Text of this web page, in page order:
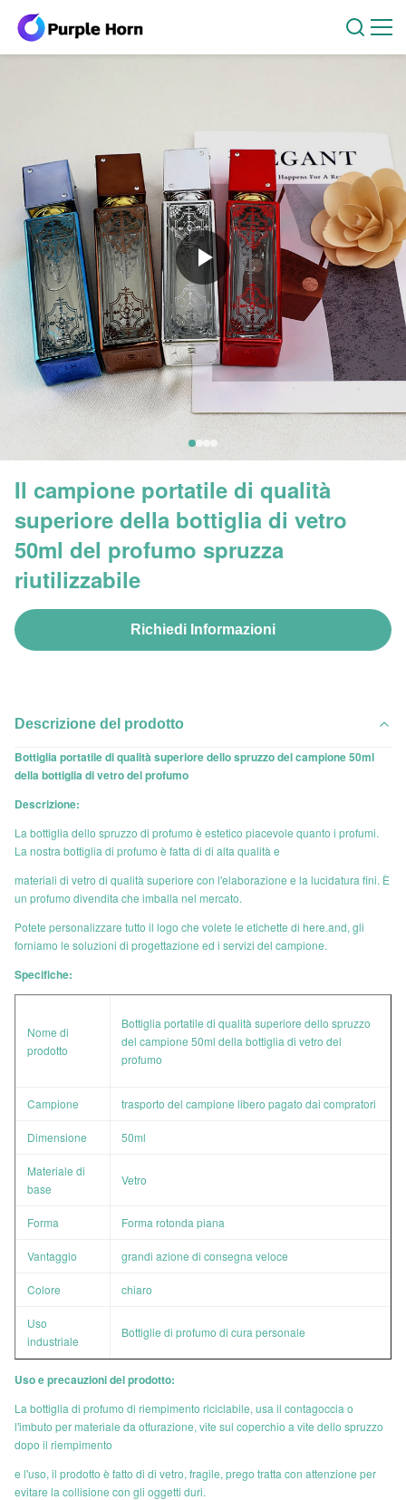
Il campione portatile di qualità
superiore della bottiglia di vetro
50ml del profumo spruzza
riutilizzabile
Richiedi Informazioni
Descrizione del prodotto
Bottiglia portatile di qualità superiore dello spruzzo del campione 50ml
della bottiglia di vetro del profumo
Descrizione:
La bottiglia dello spruzzo di profumo è estetico piacevole quanto i profumi.
La nostra bottiglia di profumo è fatta di di alta qualità e
materiali di vetro di qualità superiore con l'elaborazione e la lucidatura fini. È
un profumo divendita che imballa nel mercato.
Potete personalizzare tutto il logo che volete le etichette di here.and, gli
forniamo le soluzioni di progettazione ed i servizi del campione.
Specifiche:
Nome di
prodotto
Bottiglia portatile di qualità superiore dello spruzzo
del campione 50ml della bottiglia di vetro del
profumo
Campione trasporto del campione libero pagato dai compratori
Dimensione 50ml
Materiale di
base
Vetro
Forma Forma rotonda piana
Vantaggio grandi azione di consegna veloce
Colore chiaro
Uso
industriale
Bottiglie di profumo di cura personale
Uso e precauzioni del prodotto:
La bottiglia di profumo di riempimento riciclabile, usa il contagoccia o
l'imbuto per materiale da otturazione, vite sul coperchio a vite dello spruzzo
dopo il riempimento
e l'uso, il prodotto è fatto di di vetro, fragile, prego tratta con attenzione per
evitare la collisione con gli oggetti duri.